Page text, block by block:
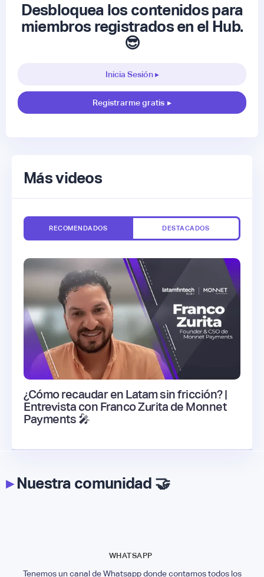
Desbloquea los contenidos para
miembros registrados en el Hub.
😎
Inicia Sesión ▸
Registrarme gratis ▸
Más videos
RECOMENDADOS DESTACADOS
¿Cómo recaudar en Latam sin fricción? |
Entrevista con Franco Zurita de Monnet
Payments 🎤
▸Nuestra comunidad 🤝
WHATSAPP
Tenemos un canal de Whatsapp donde contamos todos los